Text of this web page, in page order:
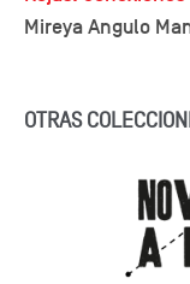
Mireya Angulo
OTRAS